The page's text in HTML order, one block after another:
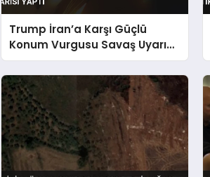
Trump İran’a Karşı Güçlü
Konum Vurgusu Savaş Uyarısı
Yaptı